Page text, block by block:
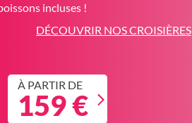
incluses !
DÉCOUVRIR NOS CROISIÈRES
À PARTIR DE
159 €